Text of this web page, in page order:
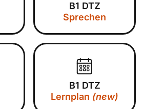
B1 DTZ
Sprechen
B1 DTZ
Lernplan (new)